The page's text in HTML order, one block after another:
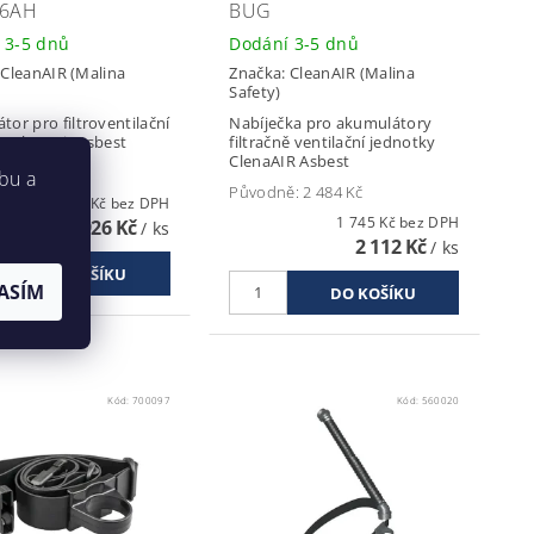
3-5 dnů
CleanAIR (Malina
pro filtroventilační
CleanAir Asbest
4 619 Kč
3 245 Kč bez DPH
3 926 Kč/ ks
BUG
Dodání 3-5 dnů
Značka: CleanAIR (Malina
Safety)
Nabíječka pro akumulátory
filtračně ventilační jednotky
ClenaAIR Asbest
Původně:2 484 Kč
1 745 Kč bez DPH
2 112 Kč/ ks
Kód: 700097 Kód: 560020
a